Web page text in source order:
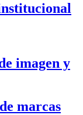
imagen y
marcas